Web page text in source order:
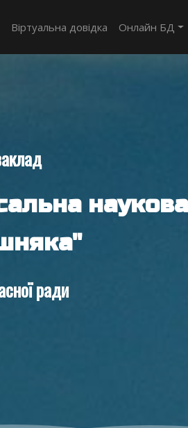
Віртуальна довідка Онлайн БД
наукова
ради